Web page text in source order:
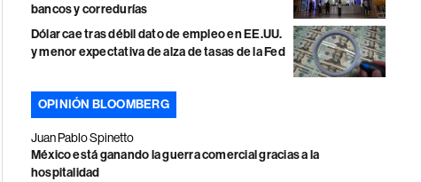
bancos y corredurías
Dólar cae tras débil dato de empleo en EE.UU.
y menor expectativa de alza de tasas de la Fed
OPINIÓN BLOOMBERG
Juan Pablo Spinetto
México está ganando la guerra comercial gracias a la
hospitalidad